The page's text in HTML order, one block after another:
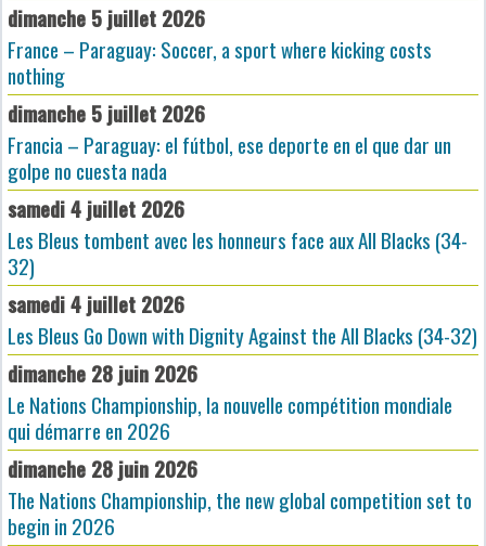
dimanche 5 juillet 2026
France – Paraguay: Soccer, a sport where kicking costs
nothing
dimanche 5 juillet 2026
Francia – Paraguay: el fútbol, ese deporte en el que dar un
golpe no cuesta nada
samedi 4 juillet 2026
Les Bleus tombent avec les honneurs face aux All Blacks (34-
32)
samedi 4 juillet 2026
Les Bleus Go Down with Dignity Against the All Blacks (34-32)
dimanche 28 juin 2026
Le Nations Championship, la nouvelle compétition mondiale
qui démarre en 2026
dimanche 28 juin 2026
The Nations Championship, the new global competition set to
begin in 2026